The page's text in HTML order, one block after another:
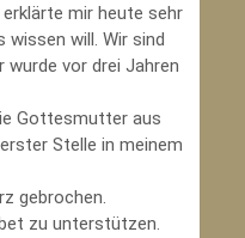
mir heute sehr
wissen will. Wir sind
vor drei Jahren
Gottesmutter aus
Stelle in meinem
gebrochen.
zu unterstützen.